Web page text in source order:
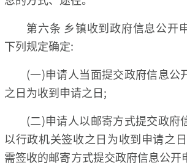
第六条 乡镇收到政府信息公开
下列规定确定:
(一)申请人当面提交政府信息公
之日为收到申请之日;
(二)申请人以邮寄方式提交政府
以行政机关签收之日为收到申请之
需签收的邮寄方式提交政府信息公开